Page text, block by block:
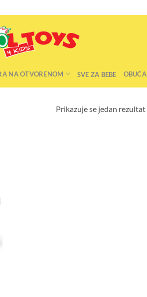
NA OTVORENOM SVE ZA BEBE OBUĆA
Prikazuje se jedan rezultat